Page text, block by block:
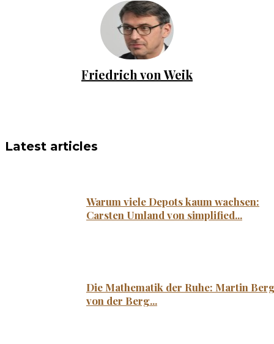
Friedrich von Weik
Latest articles
Warum viele Depots kaum wachsen:
Carsten Umland von simplified...
Die Mathematik der Ruhe: Martin
von der Berg...